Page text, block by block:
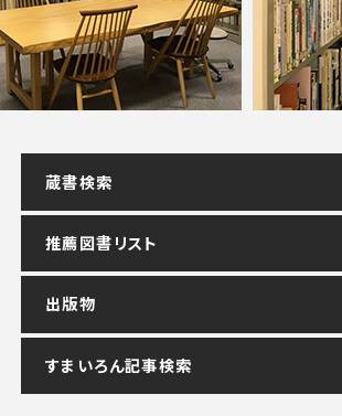
蔵書検索
推薦図書リスト
出版物
すまいろん記事検索